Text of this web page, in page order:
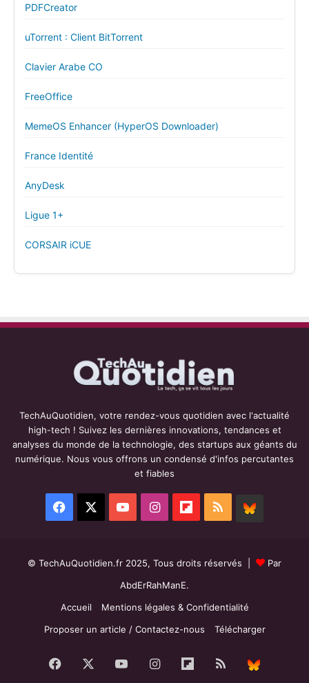
PDFCreator
uTorrent : Client BitTorrent
Clavier Arabe CO
FreeOffice
MemeOS Enhancer (HyperOS Downloader)
France Identité
AnyDesk
Ligue 1+
CORSAIR iCUE
TechAuQuotidien, votre rendez-vous quotidien avec l'actualité
high-tech ! Suivez les dernières innovations, tendances et
analyses du monde de la technologie, des startups aux géants du
numérique. Nous vous offrons un condensé d'infos percutantes
et fiables
Facebook YouTubeInstagramFlipboard
RSS
© TechAuQuotidien.fr 2025, Tous droits réservés |
Par
AbdErRahManE.
Accueil
Mentions légales & Confidentialité
Proposer un article / Contactez-nous
Télécharger
Facebook YouTubeInstagramFlipboard
RSS